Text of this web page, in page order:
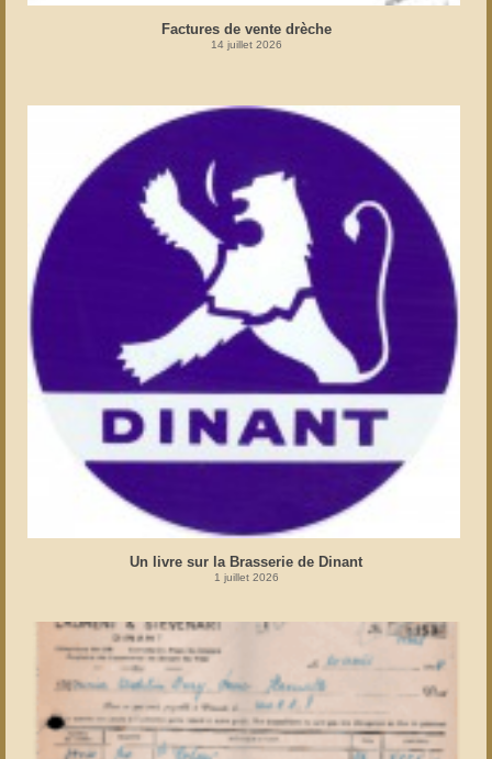
Factures de vente drèche
14 juillet 2026
Un livre sur la Brasserie de Dinant
1 juillet 2026